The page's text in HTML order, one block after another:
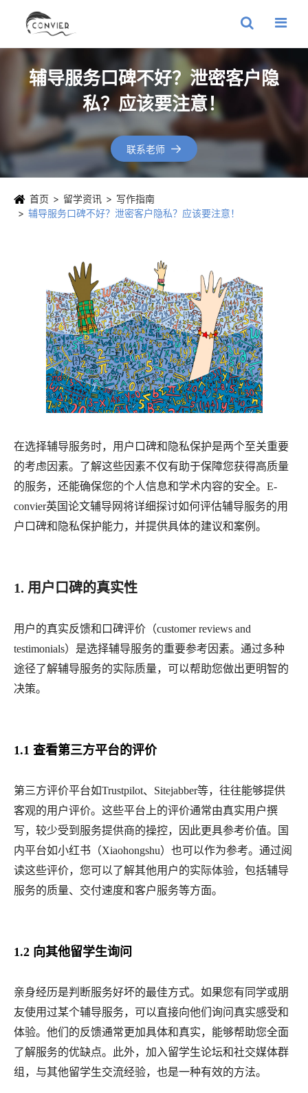
辅导服务口碑不好？泄密客户隐
私？应该要注意！
联系老师 
首页 留学资讯
写作指南
辅导服务口碑不好？泄密客户隐私？应该要注意！
在选择辅导服务时，用户口碑和隐私保护是两个至关重要
的考虑因素。了解这些因素不仅有助于保障您获得高质量
的服务，还能确保您的个人信息和学术内容的安全。 E-
convier英国论文辅导网将详细探讨如何评估辅导服务的用
户口碑和隐私保护能力，并提供具体的建议和案例。
1. 用户口碑的真实性
用户的真实反馈和口碑评价（customer reviews and
testimonials）是选择辅导服务的重要参考因素。通过多种
途径了解辅导服务的实际质量，可以帮助您做出更明智的
决策。
1.1 查看第三方平台的评价
第三方评价平台如Trustpilot、Sitejabber等，往往能够提供
客观的用户评价。这些平台上的评价通常由真实用户撰
写，较少受到服务提供商的操控，因此更具参考价值。国
内平台如小红书（Xiaohongshu）也可以作为参考。通过阅
读这些评价，您可以了解其他用户的实际体验，包括辅导
服务的质量、交付速度和客户服务等方面。
1.2 向其他留学生询问
亲身经历是判断服务好坏的最佳方式。如果您有同学或朋
友使用过某个辅导服务，可以直接向他们询问真实感受和
体验。他们的反馈通常更加具体和真实，能够帮助您全面
了解服务的优缺点。此外，加入留学生论坛和社交媒体群
组，与其他留学生交流经验，也是一种有效的方法。